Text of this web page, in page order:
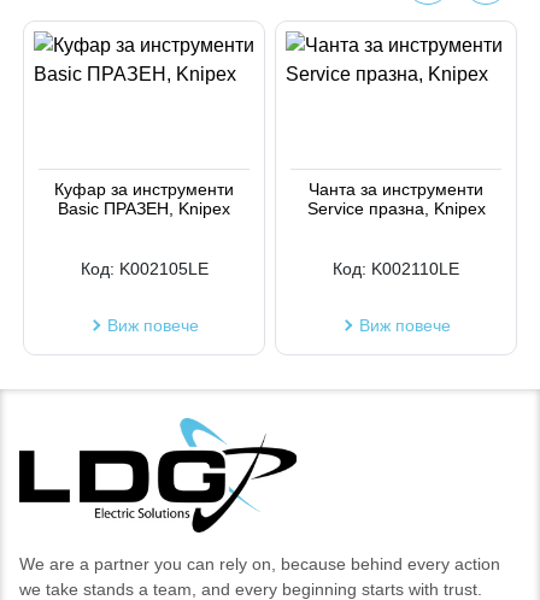
Куфар за инструменти
Basic ПРАЗЕН, Knipex
Код: K002105LE
Виж повече
Чанта за инструменти
Service празна, Knipex
Код: K002110LE
Виж повече
We are a partner you can rely on, because behind every action
we take stands a team, and every beginning starts with trust.